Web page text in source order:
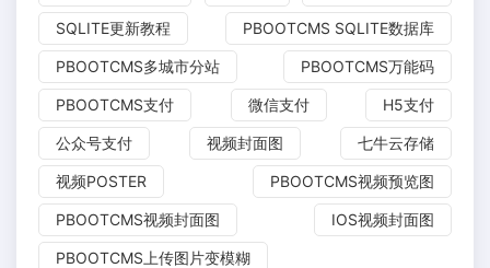
SQLITE更新教程 PBOOTCMS SQLITE数据库
PBOOTCMS多城市分站 PBOOTCMS万能码
PBOOTCMS支付 微信支付 H5支付
公众号支付 视频封面图 七牛云存储
视频POSTER PBOOTCMS视频预览图
PBOOTCMS视频封面图 IOS视频封面图
PBOOTCMS上传图片变模糊